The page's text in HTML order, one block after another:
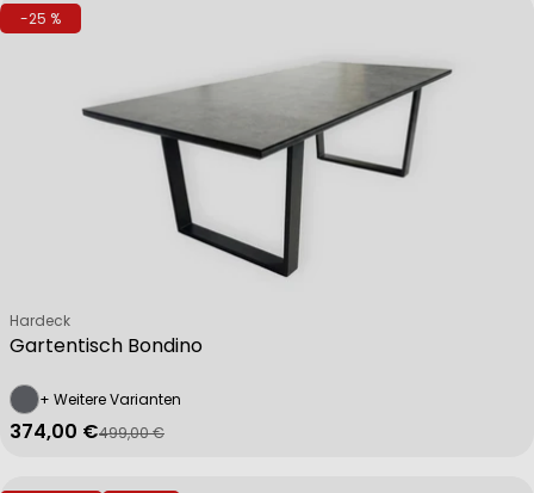
-25 %
Gartentisch Bondino
Verkäufer:
Hardeck
+ Weitere Varianten
Verkaufspreis
374,00 €
Regulärer Preis
499,00 €